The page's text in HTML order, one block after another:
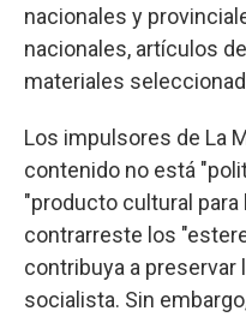
nacionales y
nacionales, artículos
materiales
Los impulsores de La
contenido no está
"producto cultural para
contrarreste los
contribuya a preservar
socialista. Sin